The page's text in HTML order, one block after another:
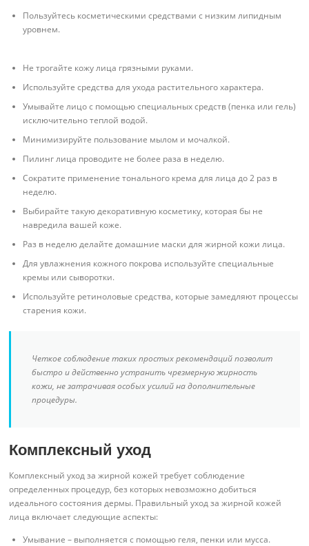
Пользуйтесь косметическими средствами с низким липидным
уровнем.
Не трогайте кожу лица грязными руками.
Используйте средства для ухода растительного характера.
Умывайте лицо с помощью специальных средств (пенка или гель)
исключительно теплой водой.
Минимизируйте пользование мылом и мочалкой.
Пилинг лица проводите не более раза в неделю.
Сократите применение тонального крема для лица до 2 раз в
неделю.
Выбирайте такую декоративную косметику, которая бы не
навредила вашей коже.
Раз в неделю делайте домашние маски для жирной кожи лица.
Для увлажнения кожного покрова используйте специальные
кремы или сыворотки.
Используйте ретиноловые средства, которые замедляют процессы
старения кожи.
Четкое соблюдение таких простых рекомендаций позволит
быстро и действенно устранить чрезмерную жирность
кожи, не затрачивая особых усилий на дополнительные
процедуры.
Комплексный уход
Комплексный уход за жирной кожей требует соблюдение
определенных процедур, без которых невозможно добиться
идеального состояния дермы. Правильный уход за жирной кожей
лица включает следующие аспекты:
Умывание – выполняется с помощью геля, пенки или мусса.